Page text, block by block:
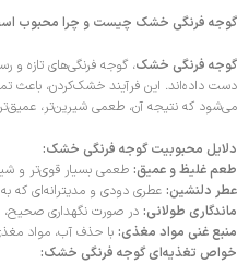
گوجه فرنگی خشک چیست و چرا محبوب
گوجه فرنگی خشک، گوجه فرنگی‌های تازه
دست داده‌اند. این فرآیند خشک‌کردن، باعث
می‌شود که نتیجه آن، طعمی شیرین‌تر،
دلایل محبوبیت گوجه فرنگی خشک:
طعم غلیظ و عمیق: طعمی بسیار قوی‌تر و
عطر دلنشین: عطری دودی و مدیترانه‌ای
ماندگاری طولانی: در صورت نگهداری صحیح،
منبع غنی مواد مغذی: با حذف آب، مواد
خواص تغذیه‌ای گوجه فرنگی خشک: